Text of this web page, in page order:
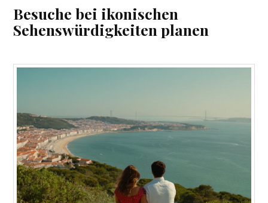
Besuche bei ikonischen
Sehenswürdigkeiten planen